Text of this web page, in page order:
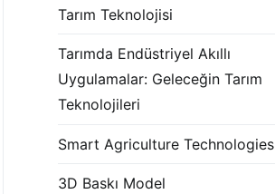
Tarım Teknolojisi
Tarımda Endüstriyel Akıllı
Uygulamalar: Geleceğin Tarım
Teknolojileri
Smart Agriculture Technologies
3D Baskı Model